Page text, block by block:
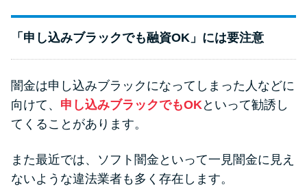
「申し込みブラックでも融資OK」には要注意
闇金は申し込みブラックになってしまった人などに
向けて、 申し込みブラックでもOKといって勧誘し
てくることがあります。
また最近では、ソフト闇金といって一見闇金に見え
ないような違法業者も多く存在します。